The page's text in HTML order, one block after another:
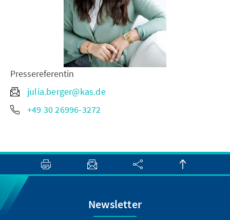
Pressereferentin
julia.berger@kas.de
+49 30 26996-3272
Newsletter